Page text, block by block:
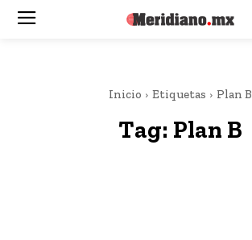
Inicio Etiquetas Plan B
Tag: Plan B